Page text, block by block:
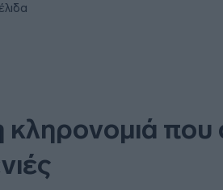
κληρονομιά